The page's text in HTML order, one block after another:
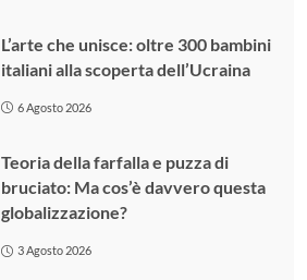
L’arte che unisce: oltre 300 bambini
italiani alla scoperta dell’Ucraina
6 Agosto 2026
Teoria della farfalla e puzza di
bruciato: Ma cos’è davvero questa
globalizzazione?
3 Agosto 2026